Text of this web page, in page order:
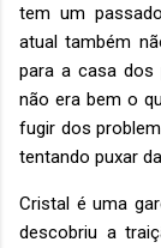
tem um
atual também
para a casa dos
não era bem o
fugir dos
tentando puxar
Cristal é uma
descobriu a